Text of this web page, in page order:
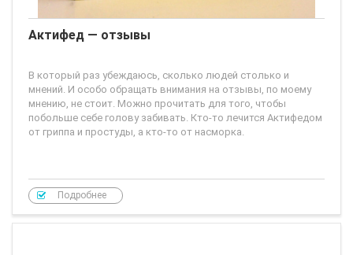
Актифед — отзывы
В который раз убеждаюсь, сколько людей столько и
мнений. И особо обращать внимания на отзывы, по моему
мнению, не стоит. Можно прочитать для того, чтобы
побольше себе голову забивать. Кто-то лечится Актифедом
от гриппа и простуды, а кто-то от насморка.
Подробнее